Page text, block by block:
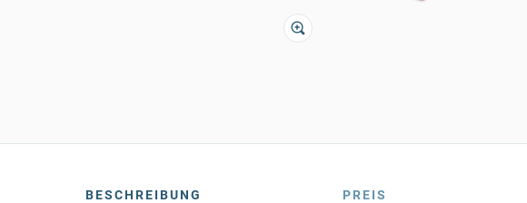
BESCHREIBUNG PREIS